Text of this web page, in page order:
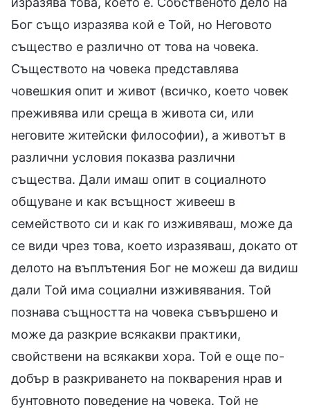
Бог също изразява кой е Той, но Неговото
същество е различно от това на човека.
Съществото на човека представлява
човешкия опит и живот (всичко, което човек
преживява или среща в живота си, или
неговите житейски философии), а животът в
различни условия показва различни
същества. Дали имаш опит в социалното
общуване и как всъщност живееш в
семейството си и как го изживяваш, може да
се види чрез това, което изразяваш, докато от
делото на въплътения Бог не можеш да видиш
дали Той има социални изживявания. Той
познава същността на човека съвършено и
може да разкрие всякакви практики,
свойствени на всякакви хора. Той е още по-
добър в разкриването на покварения нрав и
бунтовното поведение на човека. Той не